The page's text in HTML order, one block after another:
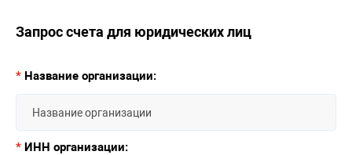
Запрос счета для юридических лиц
* Название организации:
* ИНН организации: